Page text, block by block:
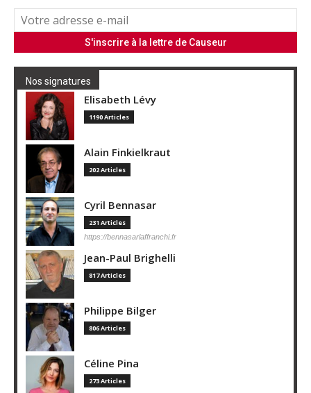
Nos signatures
Elisabeth Lévy
1190 Articles
Alain Finkielkraut
202 Articles
Cyril Bennasar
231 Articles
https://bennasarlaffranchi.fr
Jean-Paul Brighelli
817 Articles
Philippe Bilger
806 Articles
Céline Pina
273 Articles